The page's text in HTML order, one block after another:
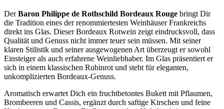
DerBaron Philippe de Rothschild Bordeaux Rouge bringt Dir
die Tradition eines der renommiertesten Weinhäuser Frankreichs
direkt ins Glas. Dieser Bordeaux Rotwein zeigt eindrucksvoll, dass
Qualität und Genuss nicht immer teuer sein müssen. Mit seiner
klaren Stilistik und seiner ausgewogenen Art überzeugt er sowohl
Einsteiger als auch erfahrene Weinliebhaber. Im Glas präsentiert er
sich in einem klassischen Rubinrot und steht für eleganten,
unkomplizierten Bordeaux-Genuss.
Aromatisch erwartet Dich ein fruchtbetontes Bukett mit Pflaumen,
Brombeeren und Cassis, ergänzt durch saftige Kirschen und feine